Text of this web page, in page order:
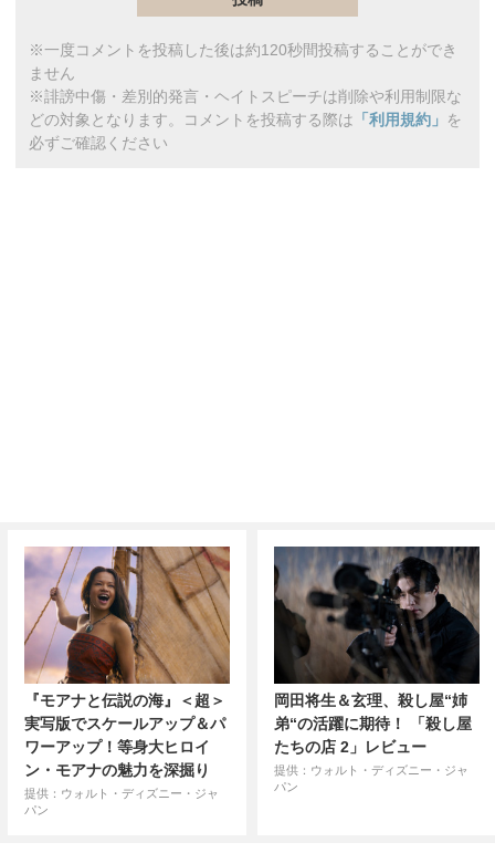
※一度コメントを投稿した後は約120秒間投稿することができ
ません
※誹謗中傷・差別的発言・ヘイトスピーチは削除や利用制限な
どの対象となります。コメントを投稿する際は 「利用規約」 を
必ずご確認ください
『モアナと伝説の海』＜超＞
実写版でスケールアップ＆パ
ワーアップ！等身大ヒロイ
ン・モアナの魅力を深掘り
提供：ウォルト・ディズニー・ジャ
パン
岡田将生＆玄理、殺し屋“姉
弟“の活躍に期待！ 「殺し屋
たちの店 2」レビュー
提供：ウォルト・ディズニー・ジャ
パン